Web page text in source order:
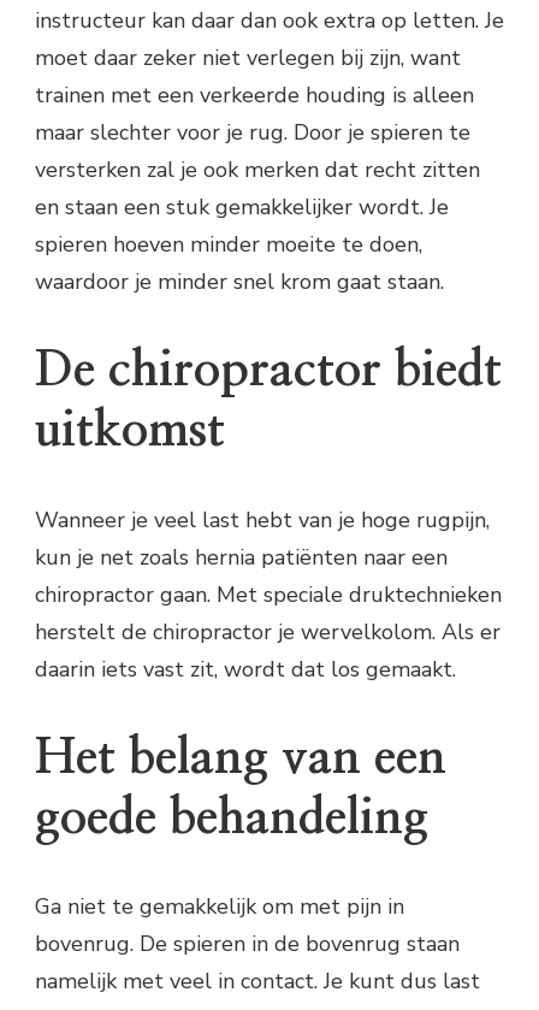
instructeur kan daar dan ook extra op letten. Je
moet daar zeker niet verlegen bij zijn, want
trainen met een verkeerde houding is alleen
maar slechter voor je rug. Door je spieren te
versterken zal je ook merken dat recht zitten
en staan een stuk gemakkelijker wordt. Je
spieren hoeven minder moeite te doen,
waardoor je minder snel krom gaat staan.
De chiropractor biedt
uitkomst
Wanneer je veel last hebt van je hoge rugpijn,
kun je net zoals hernia patiënten naar een
chiropractor gaan. Met speciale druktechnieken
herstelt de chiropractor je wervelkolom. Als er
daarin iets vast zit, wordt dat los gemaakt.
Het belang van een
goede behandeling
Ga niet te gemakkelijk om met pijn in
bovenrug. De spieren in de bovenrug staan
namelijk met veel in contact. Je kunt dus last